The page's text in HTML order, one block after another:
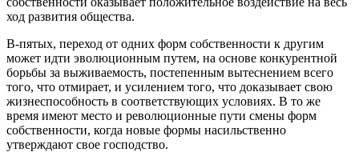
ход развития общества.
В-пятых, переход от одних форм собственности к другим
может идти эволюционным путем, на основе конкурентной
борьбы за выживаемость, постепенным вытеснением всего
того, что отмирает, и усилением того, что доказывает свою
жизнеспособность в соответствующих условиях. В то же
время имеют место и революционные пути смены форм
собственности, когда новые формы насильственно
утверждают свое господство.